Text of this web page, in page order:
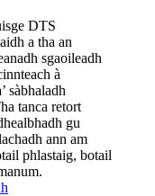
DTS
a tha an
sgaoileadh
à
sàbhaladh
tanca retort
gu
ann am
phlastaig, botail